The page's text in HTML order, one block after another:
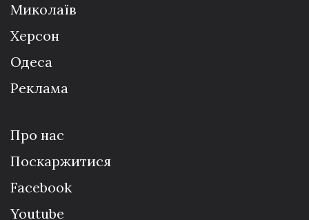
Миколаїв
Херсон
Одеса
Реклама
Про нас
Поскаржитися
Facebook
Youtube